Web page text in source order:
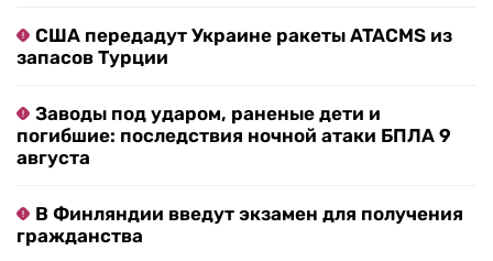
США передадут Украине ракеты ATACMS из
запасов Турции
Заводы под ударом, раненые дети и
погибшие: последствия ночной атаки БПЛА 9
августа
В Финляндии введут экзамен для получения
гражданства